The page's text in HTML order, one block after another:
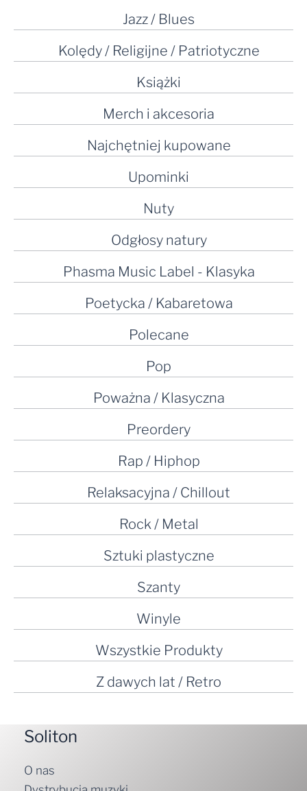
Jazz / Blues
Kolędy / Religijne / Patriotyczne
Książki
Merch i akcesoria
Najchętniej kupowane
Upominki
Nuty
Odgłosy natury
Phasma Music Label - Klasyka
Poetycka / Kabaretowa
Polecane
Pop
Poważna / Klasyczna
Preordery
Rap / Hiphop
Relaksacyjna / Chillout
Rock / Metal
Sztuki plastyczne
Szanty
Winyle
Wszystkie Produkty
Z dawych lat / Retro
Soliton
O nas